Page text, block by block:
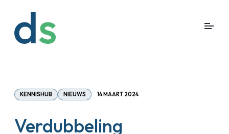
KENNISHUB NIEUWS 14 MAART 2024
Verdubbeling